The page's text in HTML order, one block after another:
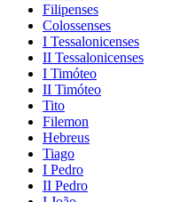
Filipenses
Colossenses
I Tessalonicenses
II Tessalonicenses
I Timóteo
II Timóteo
Tito
Filemon
Hebreus
Tiago
I Pedro
II Pedro